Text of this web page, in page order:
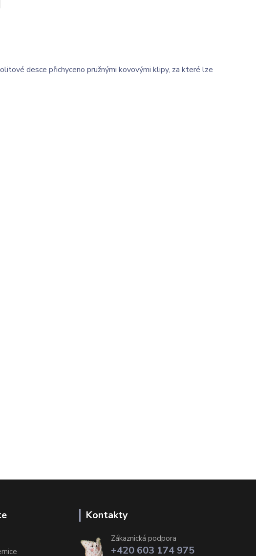
desce přichyceno pružnými kovovými klipy, za které lze
Kontakty
Zákaznická podpora
+420 603 174 975